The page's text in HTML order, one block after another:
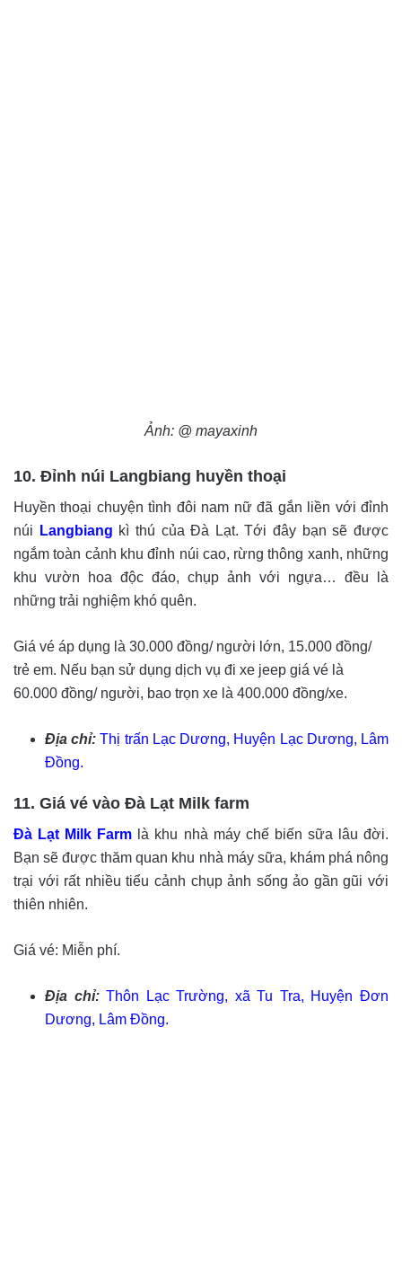
Ảnh: @ mayaxinh
10. Đỉnh núi Langbiang huyền thoại
Huyền thoại chuyện tình đôi nam nữ đã gắn liền với đỉnh
núi
Langbiang kì thú của Đà Lạt. Tới đây bạn sẽ được
ngắm toàn cảnh khu đỉnh núi cao, rừng thông xanh, những
khu vườn hoa độc đáo, chụp ảnh với ngựa… đều là
những trải nghiệm khó quên.
Giá vé áp dụng là 30.000 đồng/ người lớn, 15.000 đồng/
trẻ em. Nếu bạn sử dụng dịch vụ đi xe jeep giá vé là
60.000 đồng/ người, bao trọn xe là 400.000 đồng/xe.
Địa chỉ: Thị trấn Lạc Dương, Huyện Lạc Dương, Lâm
Đồng.
11. Giá vé vào Đà Lạt Milk farm
Đà Lạt Milk Farm là khu nhà máy chế biến sữa lâu đời.
Bạn sẽ được thăm quan khu nhà máy sữa, khám phá nông
trại với rất nhiều tiểu cảnh chụp ảnh sống ảo gần gũi với
thiên nhiên.
Giá vé: Miễn phí.
Địa chỉ: Thôn Lạc Trường, xã Tu Tra, Huyện Đơn
Dương, Lâm Đồng.